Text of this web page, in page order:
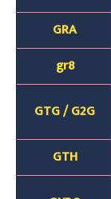
GRA
gr8
GTG / G2G
GTH